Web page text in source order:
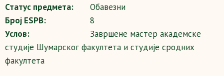
Статус предмета:
Обавезни
Број ESPB:
8
Услов:
Завршене мастер академске
студије Шумарског факултета и студије сродних
факултета